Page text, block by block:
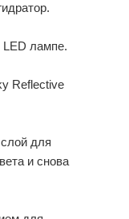
LED лампе.
Reflective
для
и снова